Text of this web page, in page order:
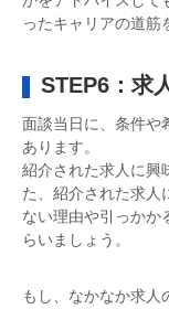
ったキャリアの道筋
STEP6：求
面談当日に、条件や
あります。
紹介された求人に興
た、紹介された求人
ない理由や引っかか
らいましょう。
もし、なかなか求人